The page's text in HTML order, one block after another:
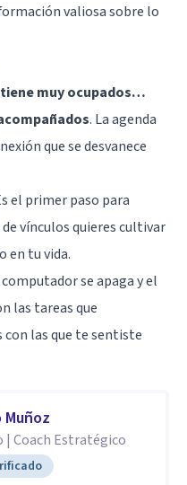
valiosa sobre lo
tiene muy ocupados…
. La agenda
que se desvanece
el primer paso para
vínculos quieres cultivar
en tu vida.
se apaga y el
las tareas que
las que te sentiste
| Coach Estratégico